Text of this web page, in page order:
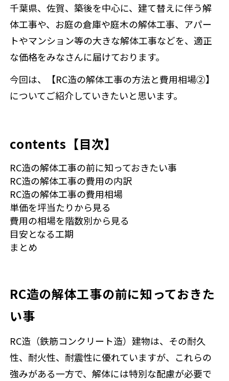
千葉県、佐賀、築後を中心に、建て替えに伴う解
体工事や、お庭の倉庫や庭木の解体工事、アパー
トやマンション等の大きな解体工事などを、適正
な価格をみなさんに届けております。
今回は、
【RC造の解体工事の方法と費用相場②】
についてご紹介していきたいと思います。
contents【目次】
RC造の解体工事の前に知っておきたい事
RC造の解体工事の費用の内訳
RC造の解体工事の費用相場
単価を坪当たりから見る
費用の相場を階数別から見る
目安となる工期
まとめ
RC造の解体工事の前に知っておきた
い事
RC造（鉄筋コンクリート造）建物は、その耐久
性、耐火性、耐震性に優れていますが、これらの
強みがある一方で、解体には特別な配慮が必要で